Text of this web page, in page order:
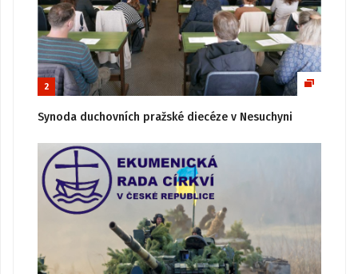
2
Synoda duchovních pražské diecéze v Nesuchyni